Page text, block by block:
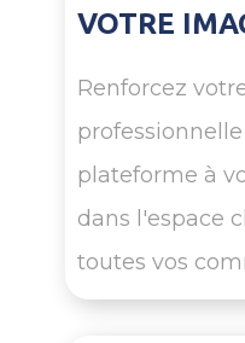
VOTRE
Renforcez
plateforme à
dans l'espace
toutes vos